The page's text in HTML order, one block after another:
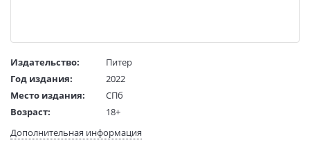
Издательство:
Питер
Год издания:
2022
Место издания:
СПб
Возраст:
18+
Язык текста:
русский
Дополнительная информация